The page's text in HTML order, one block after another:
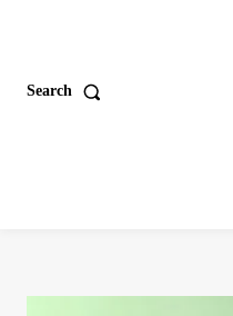
Search